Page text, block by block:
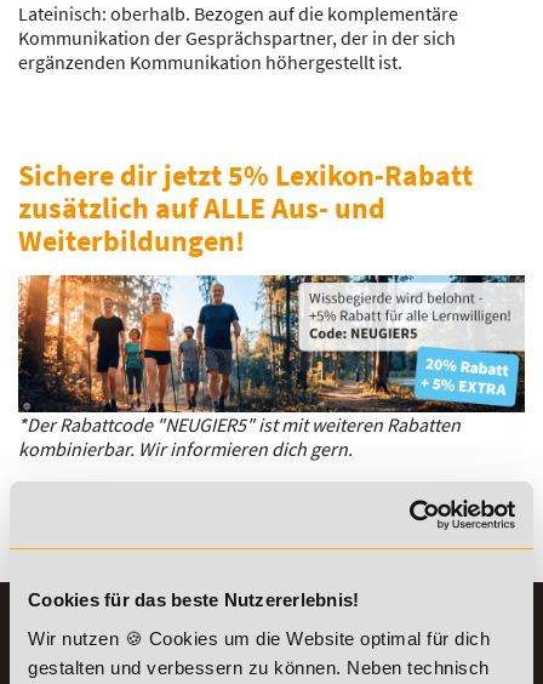
Cookies für das beste Nutzererlebnis!
Wir nutzen 🍪 Cookies um die Website optimal für dich
gestalten und verbessern zu können. Neben technisch
Lateinisch: oberhalb. Bezogen auf die komplementäre
Kommunikation der Gesprächspartner, der in der sich
ergänzenden Kommunikation höhergestellt ist.
Sichere dir jetzt 5% Lexikon-Rabatt
zusätzlich auf ALLE Aus- und
Weiterbildungen!
*Der Rabattcode "NEUGIER5" ist mit weiteren Rabatten
kombinierbar. Wir informieren dich gern.
KONTAKT
07191-22987-0
INFORMATIONEN
Die Academy